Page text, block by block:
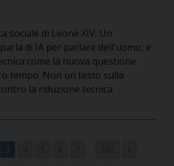
sociale di Leone XIV. Un
di IA per parlare dell'uomo, e
come la nuova questione
tempo. Non un testo sulla
la riduzione tecnica
3